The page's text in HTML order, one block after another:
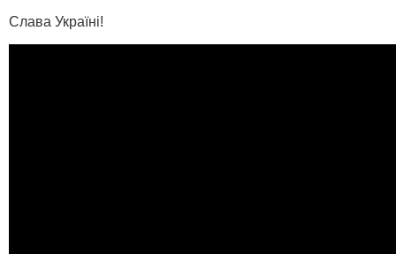
Слава Україні!